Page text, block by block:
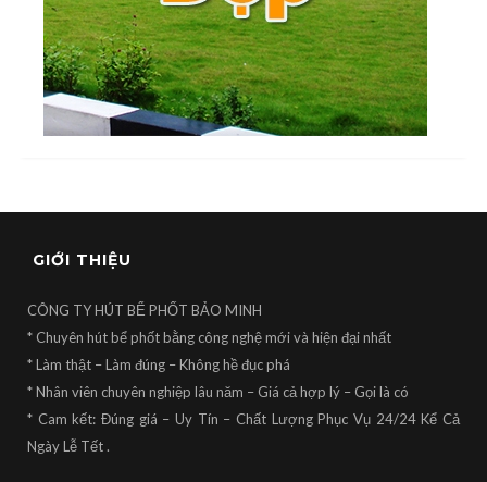
GIỚI THIỆU
CÔNG TY HÚT BỂ PHỐT BẢO MINH
* Chuyên hút bể phốt bằng công nghệ mới và hiện đại nhất
* Làm thật – Làm đúng – Không hề đục phá
* Nhân viên chuyên nghiệp lâu năm – Giá cả hợp lý – Gọi là có
* Cam kết: Đúng giá – Uy Tín – Chất Lượng Phục Vụ 24/24 Kể Cả
Ngày Lễ Tết .